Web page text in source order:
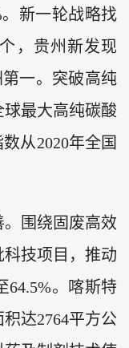
新一轮战略找
，贵州新发现
一。突破高纯
最大高纯碳酸
从2020年全国
围绕固废高效
技项目，推动
64.5%。喀斯特
达2764平方公